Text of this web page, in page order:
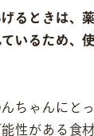
るときは、
いるため、
ちゃんにと
性がある食